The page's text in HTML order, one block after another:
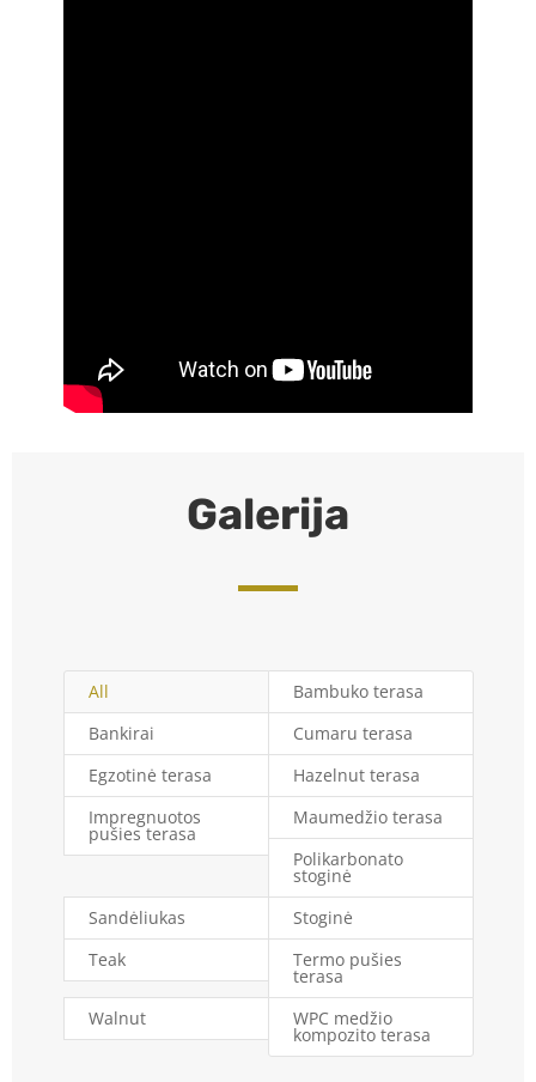
Galerija
All
Bambuko terasa
Bankirai
Cumaru terasa
Egzotinė terasa
Hazelnut terasa
Impregnuotos
pušies terasa
Maumedžio terasa
Polikarbonato
stoginė
Sandėliukas
Stoginė
Teak
Termo pušies
terasa
Walnut
WPC medžio
kompozito terasa